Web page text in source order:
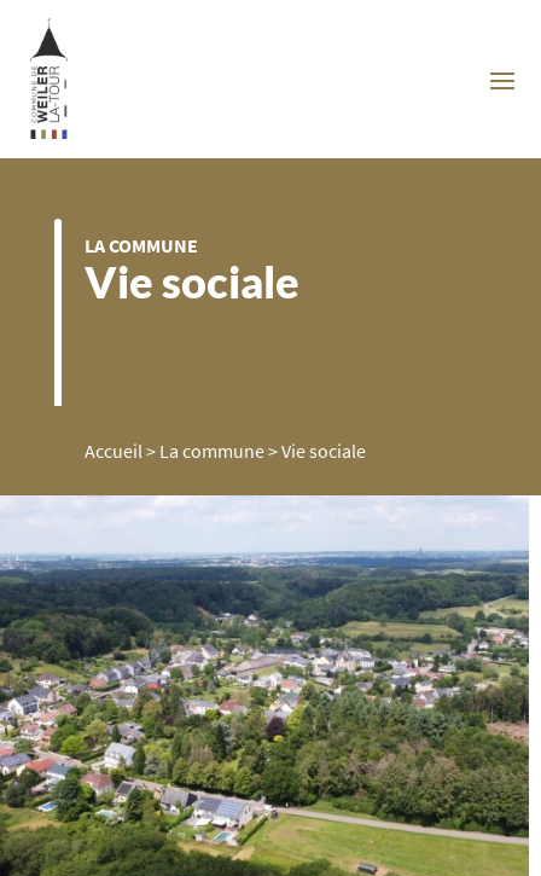
LA COMMUNE
Vie sociale
Accueil> La commune>Vie sociale